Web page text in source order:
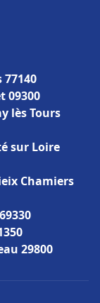
09300
lès Tours
sur Loire
Chamiers
29800